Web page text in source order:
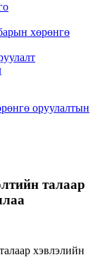
хөрөнгө
оруулалтын
талаар